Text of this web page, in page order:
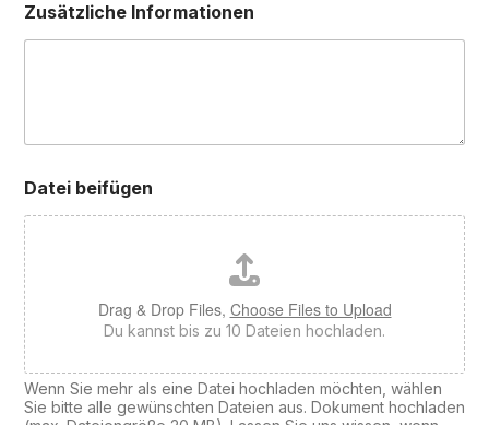
Zusätzliche Informationen
Datei beifügen
Drag & Drop Files, Choose Files to Upload
Du kannst bis zu 10 Dateien hochladen.
Wenn Sie mehr als eine Datei hochladen möchten, wählen
Sie bitte alle gewünschten Dateien aus. Dokument hochladen